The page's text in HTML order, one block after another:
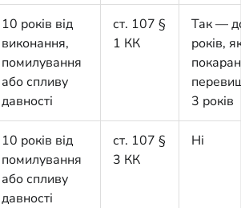
10 років від
виконання,
помилування
або спливу
давності
ст. 107 §
1 КК
Так —
років,
3 років
10 років від
помилування
або спливу
давності
ст. 107 §
3 КК
Ні